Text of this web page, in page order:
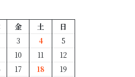
金 土
日
3 4
5
10 11
12
17 18
19